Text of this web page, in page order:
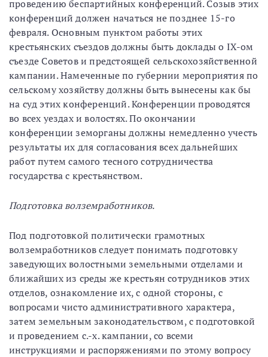
проведению беспартийных конференций. Созыв этих
конференций должен начаться не позднее 15-го
февраля. Основным пунктом работы этих
крестьянских съездов должны быть доклады о IХ-ом
съезде Советов и предстоящей сельскохозяйственной
кампании. Намеченные по губернии мероприятия по
сельскому хозяйству должны быть вынесены как бы
на суд этих конференций. Конференции проводятся
во всех уездах и волостях. По окончании
конференции земорганы должны немедленно учесть
результаты их для согласования всех дальнейших
работ путем самого тесного сотрудничества
государства с крестьянством.
Подготовка волземработников.
Под подготовкой политически грамотных
волземработников следует понимать подготовку
заведующих волостными земельными отделами и
ближайших из среды же крестьян сотрудников этих
отделов, ознакомление их, с одной стороны, с
вопросами чисто административного характера,
затем земельным законодательством, с подготовкой
и проведением с.-х. кампании, со всеми
инструкциями и распоряжениями по этому вопросу